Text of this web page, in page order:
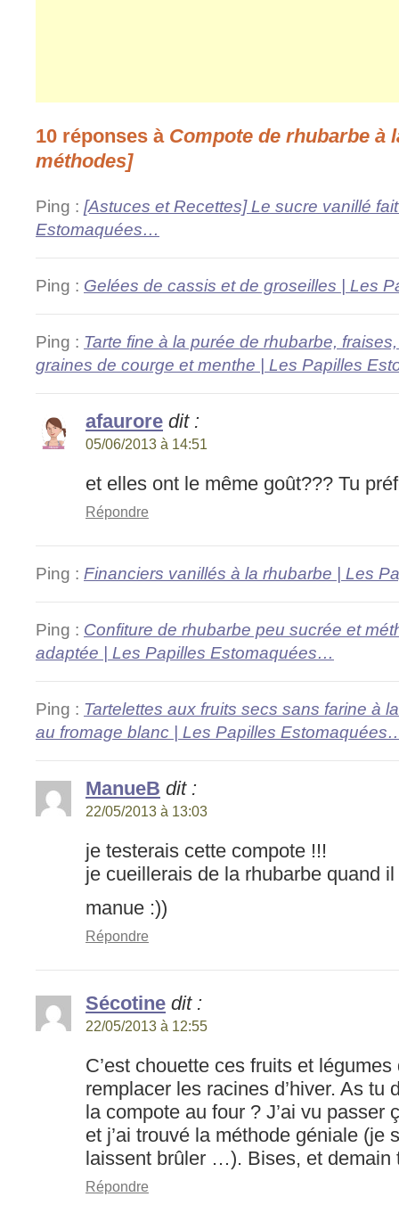
10 réponses à Compote de rhubarbe à
méthodes]
Ping : [Astuces et Recettes] Le sucre vanillé
Estomaquées…
Ping : Gelées de cassis et de groseilles | Les
Ping : Tarte fine à la purée de rhubarbe,
graines de courge et menthe | Les Papilles
afaurore dit :
05/06/2013 à 14:51
et elles ont le même goût??? Tu
Répondre
Ping : Financiers vanillés à la rhubarbe | Les
Ping : Confiture de rhubarbe peu sucrée et
adaptée | Les Papilles Estomaquées…
Ping : Tartelettes aux fruits secs sans farine à
au fromage blanc | Les Papilles
ManueB dit :
22/05/2013 à 13:03
je testerais cette compote !!!
je cueillerais de la rhubarbe quand
manue :))
Répondre
Sécotine dit :
22/05/2013 à 12:55
C’est chouette ces fruits et
remplacer les racines d’hiver. As tu
la compote au four ? J’ai vu passer
et j’ai trouvé la méthode géniale (je
laissent brûler …). Bises, et demain
Répondre